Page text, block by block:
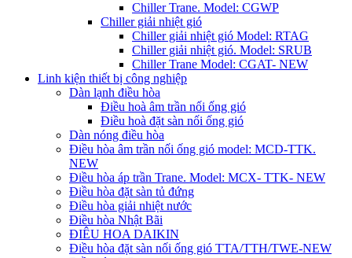
Chiller Trane. Model: CGWP
Chiller giải nhiệt gió
Chiller giải nhiệt gió Model: RTAG
Chiller giải nhiệt gió. Model: SRUB
Chiller Trane Model: CGAT- NEW
Linh kiện thiết bị công nghiệp
Dàn lạnh điều hòa
Điều hoà âm trần nối ống gió
Điều hoà đặt sàn nối ống gió
Dàn nóng điều hòa
Điều hòa âm trần nối ống gió model: MCD-TTK.
NEW
Điều hòa áp trần Trane. Model: MCX- TTK- NEW
Điều hòa đặt sàn tủ đứng
Điều hòa giải nhiệt nước
Điều hòa Nhật Bãi
ĐIÊU HOA DAIKIN
Điều hòa đặt sàn nối ống gió TTA/TTH/TWE-NEW